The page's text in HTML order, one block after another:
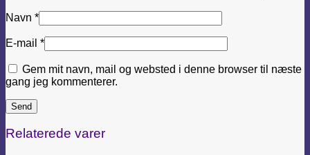
Navn *
E-mail *
Gem mit navn, mail og websted i denne browser til næste
gang jeg kommenterer.
Relaterede varer